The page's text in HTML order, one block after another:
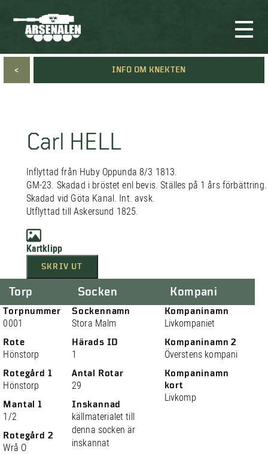
< INFO OM KNEKTEN
Carl HELL
Inflyttad från Huby Oppunda 8/3 1813.
GM-23. Skadad i bröstet enl bevis. Ställes på 1 års förbättring.
Skadad vid Göta Kanal. Int. avsk.
Utflyttad till Askersund 1825.
Kartklipp
SKRIV UT
Torp
Torpnummer
0001
Rote
Hönstorp
Rotegård 1
Hönstorp
Mantal 1
1/2
Rotegård 2
Wrå O
Socken
Sockennamn
Stora Malm
Härads ID
1
Antal Rotar
29
Inskannad
källmaterialet till
denna socken är
inskannat
Kompani
Kompaninamn
Livkompaniet
Kompaninamn 2
Överstens kompani
Kompaninamn
kort
Livkomp